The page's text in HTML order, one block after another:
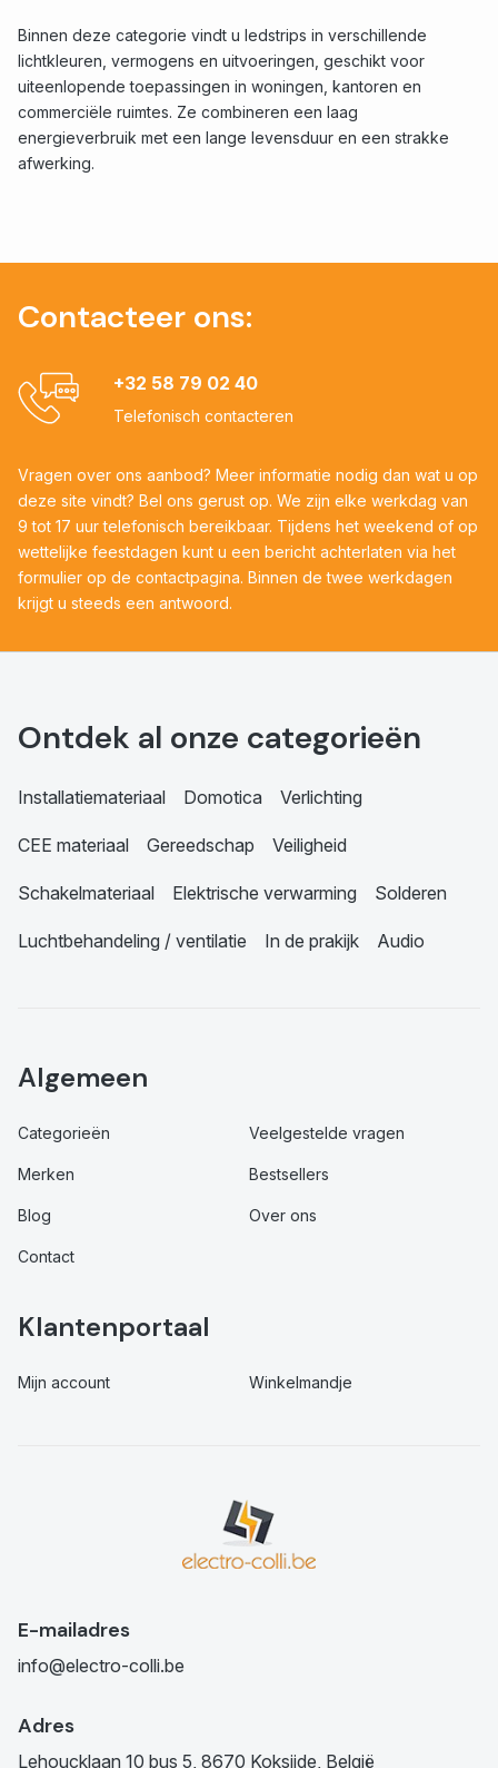
Binnen deze categorie vindt u ledstrips in verschillende
lichtkleuren, vermogens en uitvoeringen, geschikt voor
uiteenlopende toepassingen in woningen, kantoren en
commerciële ruimtes. Ze combineren een laag
energieverbruik met een lange levensduur en een strakke
afwerking.
Contacteer ons:
+32 58 79 02 40
Telefonisch contacteren
Vragen over ons aanbod? Meer informatie nodig dan wat u op
deze site vindt? Bel ons gerust op. We zijn elke werkdag van
9 tot 17 uur telefonisch bereikbaar. Tijdens het weekend of op
wettelijke feestdagen kunt u een bericht achterlaten via het
formulier op de contactpagina. Binnen de twee werkdagen
krijgt u steeds een antwoord.
Ontdek al onze categorieën
Installatiemateriaal Domotica Verlichting
CEE materiaal Gereedschap Veiligheid
Schakelmateriaal Elektrische verwarming Solderen
Luchtbehandeling / ventilatie In de prakijk Audio
Algemeen
Categorieën Veelgestelde vragen
Merken Bestsellers
Blog Over ons
Contact
Klantenportaal
Mijn account Winkelmandje
E-mailadres
info@electro-colli.be
Adres
Lehoucklaan 10 bus 5, 8670 Koksijde, België